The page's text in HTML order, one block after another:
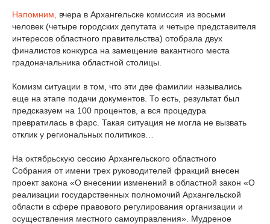
Напомним,
вчера в Архангельске комиссия из восьми
человек (четыре городских депутата и четыре представителя
интересов областного правительства) отобрала двух
финалистов конкурса на замещение вакантного места
градоначальника областной столицы.
Комизм ситуации в том, что эти две фамилии назывались
еще на этапе подачи документов. То есть, результат был
предсказуем на 100 процентов, а вся процедура
превратилась в фарс. Такая ситуация не могла не вызвать
отклик у региональных политиков…
На октябрьскую сессию Архангельского областного
Собрания от имени трех руководителей фракций внесен
проект закона «О внесении изменений в областной закон «О
реализации государственных полномочий Архангельской
области в сфере правового регулирования организации и
осуществления местного самоуправления». Мудреное